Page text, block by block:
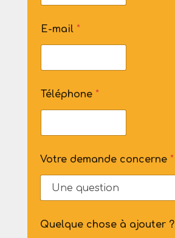
E-mail *
Téléphone *
Votre demande concerne *
Quelque chose à ajouter ?